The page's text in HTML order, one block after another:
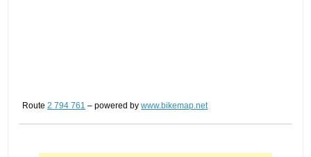
Route2 794 761 – powered bywww.bikemap.net